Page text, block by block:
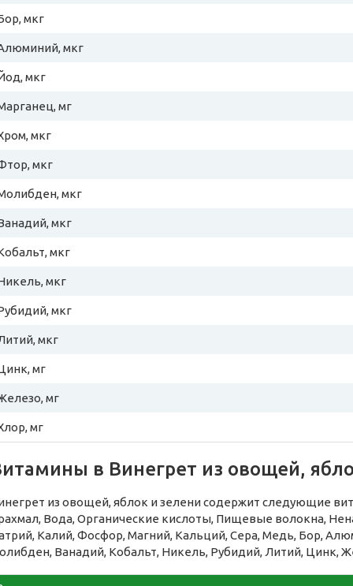
мкг
мкг
мкг
мг
мкг
мкг
мкг
мкг
мкг
мкг
мкг
мкг
мг
мг
мг
в Винегрет из овощей,
из овощей, яблок и зелени содержит следующие
Вода, Органические кислоты, Пищевые волокна,
Калий, Фосфор, Магний, Кальций, Сера, Медь, Бор,
Ванадий, Кобальт, Никель, Рубидий, Литий, Цинк,